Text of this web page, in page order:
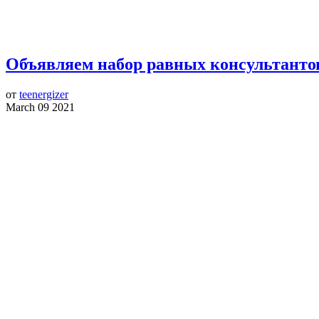
Объявляем набор равных
от teenergizer
March 09 2021